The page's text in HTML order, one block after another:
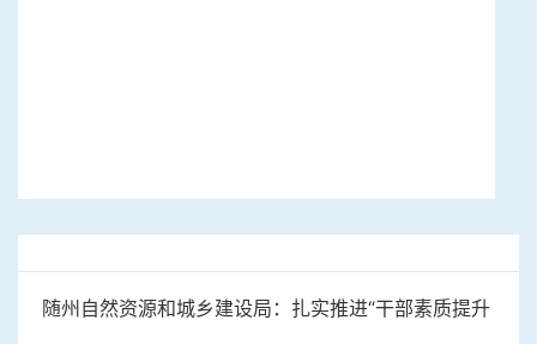
随州自然资源和城乡建设局：扎实推进“干部素质提升